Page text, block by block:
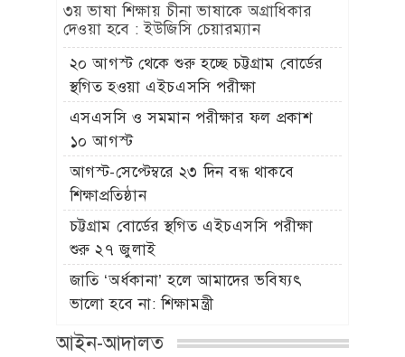
৩য় ভাষা শিক্ষায় চীনা ভাষাকে অগ্রাধিকার
দেওয়া হবে : ইউজিসি চেয়ারম্যান
২০ আগস্ট থেকে শুরু হচ্ছে চট্টগ্রাম বোর্ডের
স্থগিত হওয়া এইচএসসি পরীক্ষা
এসএসসি ও সমমান পরীক্ষার ফল প্রকাশ
১০ আগস্ট
আগস্ট-সেপ্টেম্বরে ২৩ দিন বন্ধ থাকবে
শিক্ষাপ্রতিষ্ঠান
চট্টগ্রাম বোর্ডের স্থগিত এইচএসসি পরীক্ষা
শুরু ২৭ জুলাই
জাতি ‘অর্ধকানা’ হলে আমাদের ভবিষ্যৎ
ভালো হবে না: শিক্ষামন্ত্রী
আইন-আদালত